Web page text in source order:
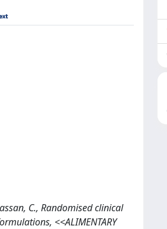
C., Randomised clinical
<<ALIMENTARY